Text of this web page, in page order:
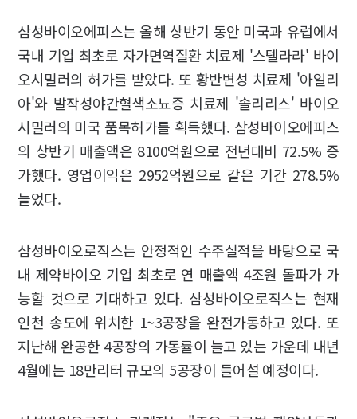
삼성바이오에피스는 올해 상반기 동안 미국과 유럽에서
국내 기업 최초로 자가면역질환 치료제 '스텔라라' 바이
오시밀러의 허가를 받았다. 또 황반변성 치료제 '아일리
아'와 발작성야간혈색소뇨증 치료제 '솔리리스' 바이오
시밀러의 미국 품목허가를 획득했다. 삼성바이오에피스
의 상반기 매출액은 8100억원으로 전년대비 72.5% 증
가했다. 영업이익은 2952억원으로 같은 기간 278.5%
늘었다.
삼성바이오로직스는 안정적인 수주실적을 바탕으로 국
내 제약바이오 기업 최초로 연 매출액 4조원 돌파가 가
능할 것으로 기대하고 있다. 삼성바이오로직스는 현재
인천 송도에 위치한 1~3공장을 완전가동하고 있다. 또
지난해 완공한 4공장의 가동률이 늘고 있는 가운데 내년
4월에는 18만리터 규모의 5공장이 들어설 예정이다.